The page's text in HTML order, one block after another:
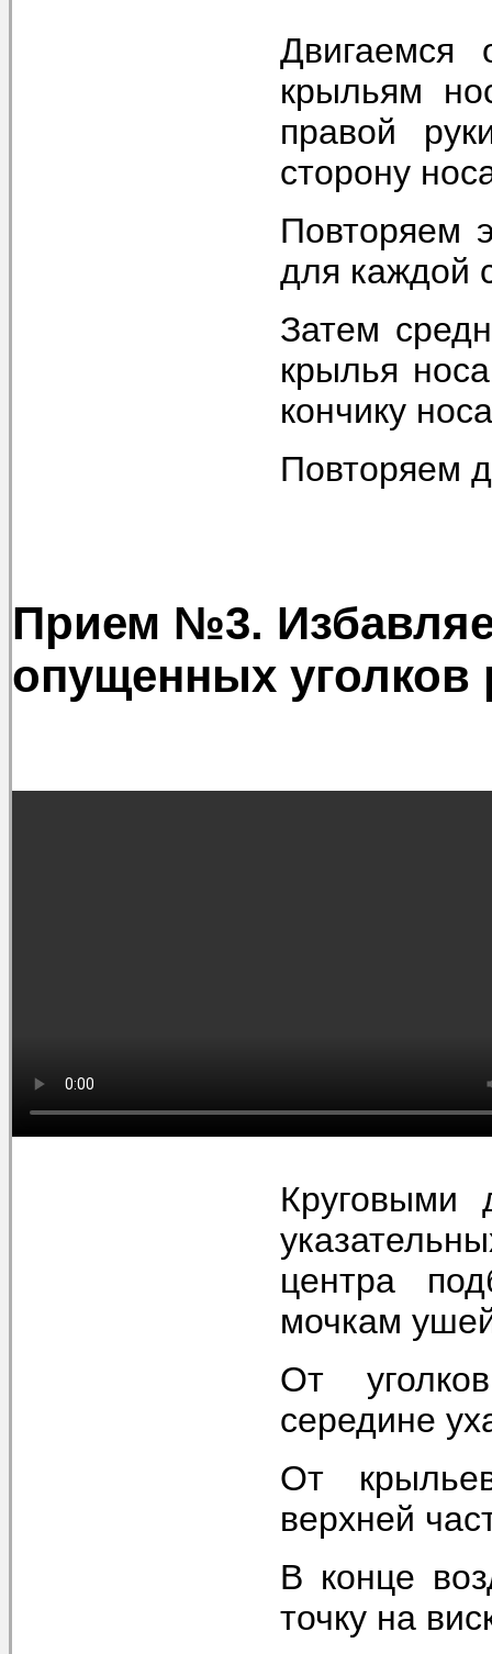
Двигаемся
крыльям
правой
сторону
Повторяем
для каждой
Затем
крылья
кончику
Повторяем
Прием №3.
опущенных уголков
Круговыми
центра
мочкам
От
середине
От
верхней
В конце
точку на